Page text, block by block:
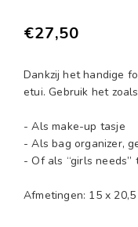
€27,50
Dankzij het handige
etui. Gebruik het
- Als make-up tasje
- Als bag organizer,
- Of als “girls
Afmetingen: 15 x 20,5